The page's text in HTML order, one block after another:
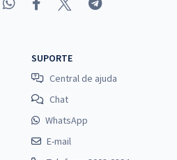
SUPORTE
Central de ajuda
Chat
WhatsApp
E-mail